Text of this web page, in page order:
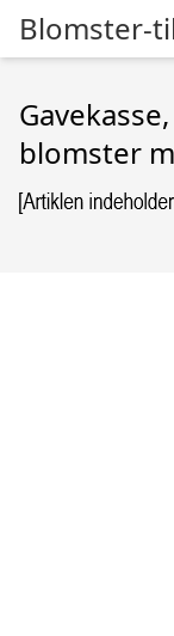
Blomster-
blomster